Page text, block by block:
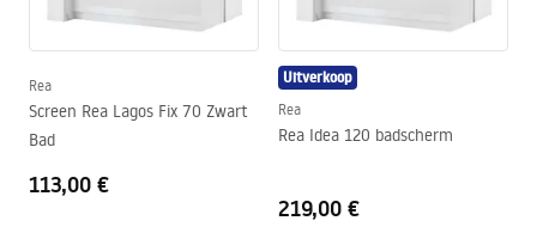
Rea
Screen Rea Lagos Fix 70 Zwart
Bad
113,00 €
Uitverkoop
Rea
Rea Idea 120 badscherm
219,00 €